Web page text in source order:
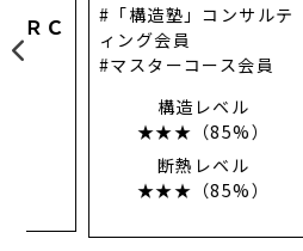
「構造塾」コンサルテ
ィング会員
マスターコース会員
構造レベル
★★★（85%）
断熱レベル
★★★（85%）